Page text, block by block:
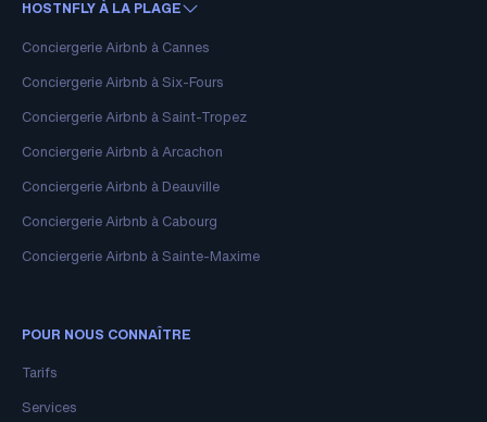
HOSTNFLY À LA PLAGE
Conciergerie Airbnb à Cannes
Conciergerie Airbnb à Six-Fours
Conciergerie Airbnb à Saint-Tropez
Conciergerie Airbnb à Arcachon
Conciergerie Airbnb à Deauville
Conciergerie Airbnb à Cabourg
Conciergerie Airbnb à Sainte-Maxime
POUR NOUS CONNAÎTRE
Tarifs
Services